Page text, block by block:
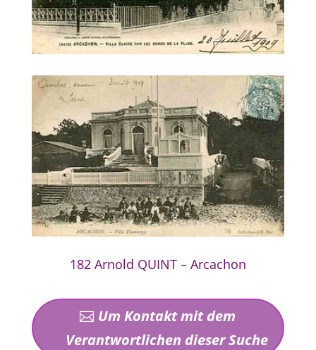
182 Arnold QUINT – Arcachon
Um Kontakt mit dem
Verantwortlichen dieser Suche